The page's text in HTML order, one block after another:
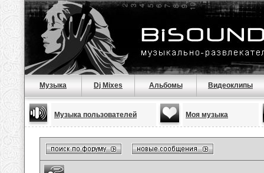
Музыка Dj Mixes Альбомы Видеоклипы
Музыка пользователей Моя музыка